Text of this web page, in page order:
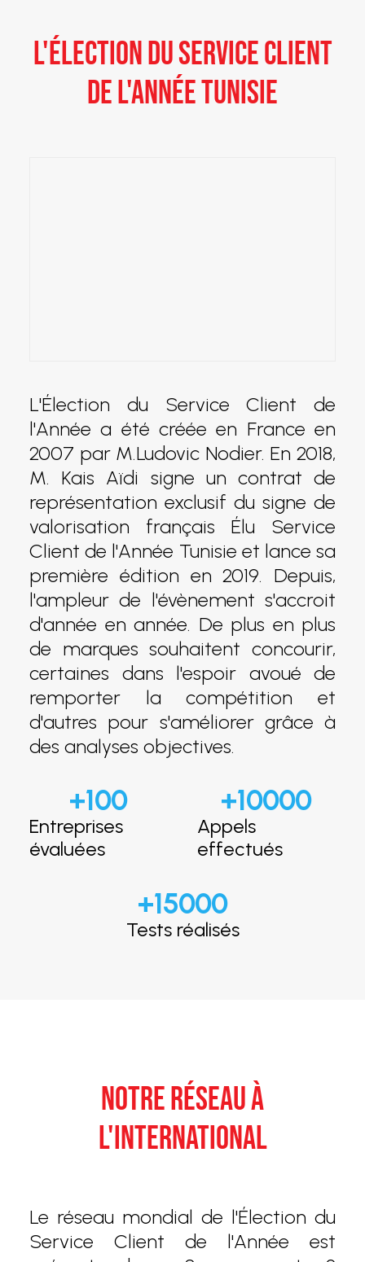
L'ÉLECTION DU SERVICE CLIENT
DE L'ANNÉE TUNISIE
L'Élection du Service Client de
l'Année a été créée en France en
2007 par M.Ludovic Nodier. En 2018,
M. Kais Aïdi signe un contrat de
représentation exclusif du signe de
valorisation français Élu Service
Client de l'Année Tunisie et lance sa
première édition en 2019. Depuis,
l'ampleur de l'évènement s'accroit
d'année en année. De plus en plus
de marques souhaitent concourir,
certaines dans l'espoir avoué de
remporter la compétition et
d'autres pour s'améliorer grâce à
des analyses objectives.
+100
Entreprises
évaluées
+10000
Appels
effectués
+15000
Tests réalisés
NOTRE RÉSEAU À
L'INTERNATIONAL
Le réseau mondial de l'Élection du
Service Client de l'Année est